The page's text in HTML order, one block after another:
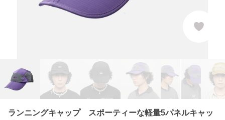
ランニングキャップ スポーティーな軽量5パネルキャッ